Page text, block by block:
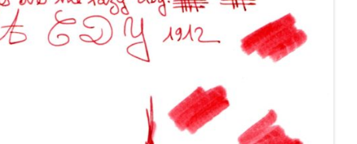
FERRIS WHEEL PRESS
FRANKLIN-CHRISTOPH
GRAF VON FABER-CASTELL
HIERONYMUS